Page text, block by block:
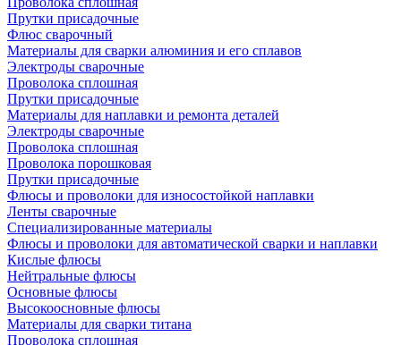
Прутки присадочные
Флюс сварочный
Материалы для сварки алюминия и его сплавов
Электроды сварочные
Проволока сплошная
Прутки присадочные
Материалы для наплавки и ремонта деталей
Электроды сварочные
Проволока сплошная
Проволока порошковая
Прутки присадочные
Флюсы и проволоки для износостойкой наплавки
Ленты сварочные
Специализированные материалы
Флюсы и проволоки для автоматической сварки и наплавки
Кислые флюсы
Нейтральные флюсы
Основные флюсы
Высокоосновные флюсы
Материалы для сварки титана
Проволока сплошная